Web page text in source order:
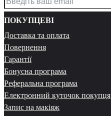
ПОКУПЦЕВІ
Доставка та оплата
Повернення
Гарантії
Бонусна програма
Реферальна програма
Електронний куточок покупця
Запис на макіяж